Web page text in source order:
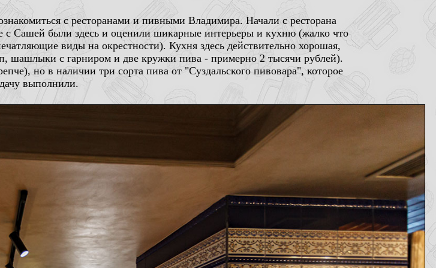
с ресторанами и пивными Владимира. Начали с ресторана
Сашей были здесь и оценили шикарные интерьеры и кухню (жалко что
виды на окрестности). Кухня здесь действительно хорошая,
шашлыки с гарниром и две кружки пива - примерно 2 тысячи рублей).
но в наличии три сорта пива от "Суздальского пивовара", которое
выполнили.